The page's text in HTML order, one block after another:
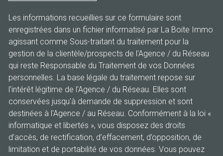
Les informations recueillies sur ce formulaire sont
enregistrées dans un fichier informatisé par La Boite Immo
agissant comme Sous-traitant du traitement pour la
gestion de la clientèle/prospects de l'Agence / du Réseau
qui reste Responsable du Traitement de vos Données
personnelles. La base légale du traitement repose sur
l'intérêt légitime de l'Agence / du Réseau. Elles sont
conservées jusqu'à demande de suppression et sont
destinées à l'Agence / au Réseau. Conformément à la loi «
informatique et libertés », vous disposez des droits
d’accès, de rectification, d’effacement, d’opposition, de
limitation et de portabilité de vos données. Vous pouvez